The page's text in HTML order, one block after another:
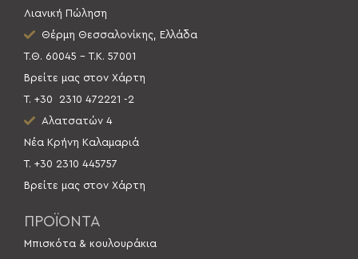
Λιανική Πώληση
Θέρμη Θεσσαλονίκης, Ελλάδα
Τ.Θ. 60045 – Τ.Κ. 57001
Βρείτε μας στον Χάρτη
Τ. +30
2310 472221 -2
Αλατσατών 4
Νέα Κρήνη Καλαμαριά
Τ. +30 2310 445757
Βρείτε μας στον Χάρτη
ΠΡΟΪΟΝΤΑ
Μπισκότα & κουλουράκια